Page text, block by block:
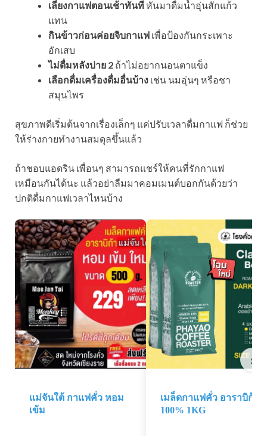
เลี่ยงกาแฟตอนเช้าทันทีหันมาดื่มน้ำอุ่นสักแก้ว
แทน
กินข้าวก่อนค่อยจิบกาแฟ เพื่อป้องกันกระเพาะ
อักเสบ
ไม่ดื่มหลังบ่าย 2 ถ้าไม่อยากนอนตาแข็ง
เลือกดื่มเครื่องดื่มอื่นบ้าง เช่น นมอุ่นๆ หรือชา
สมุนไพร
สุขภาพดีเริ่มต้นจากเรื่องเล็กๆ แค่ปรับเวลาดื่มกาแฟ ก็ช่วย
ให้ร่างกายทำงานสมดุลขึ้นแล้ว
ถ้าชอบแอดริน เพื่อนๆ สามารถแชร์ให้คนที่รักกาแฟ
เหมือนกันได้นะ แล้วอย่าลืมมาคอมเมนต์บอกกันด้วยว่า
ปกติดื่มกาแฟเวลาไหนบ้าง
›
แม่จันใต้ กาแฟคั่ว หอม
เข้ม
เมล็ดกาแฟคั่ว อาราบิก้า
100% 1KG